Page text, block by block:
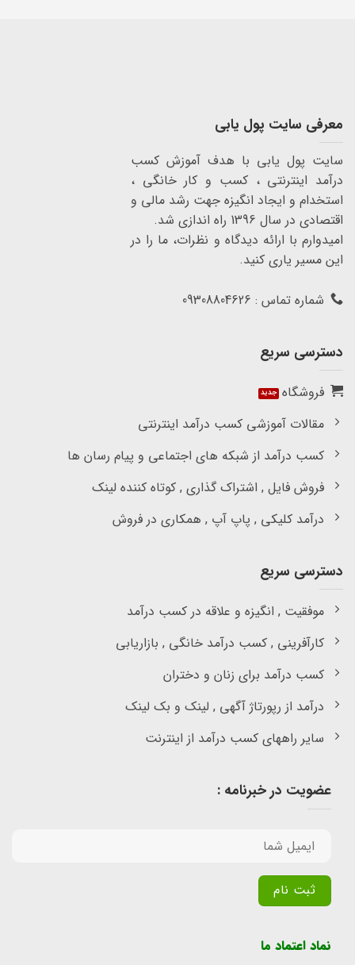
معرفی سایت پول یابی
سایت پول یابی با هدف آموزش کسب
درآمد اینترنتی ، کسب و کار خانگی ،
استخدام و ایجاد انگیزه جهت رشد مالی و
اقتصادی در سال 1396 راه اندازی شد.
امیدوارم با ارائه دیدگاه و نظرات، ما را در
این مسیر یاری کنید.
شماره تماس : 09308804626
دسترسی سریع
فروشگاه
مقالات آموزشی کسب درآمد اینترنتی
کسب درآمد از شبکه های اجتماعی و پیام رسان ها
فروش فایل , اشتراک گذاری , کوتاه کننده لینک
درآمد کلیکی , پاپ آپ , همکاری در فروش
دسترسی سریع
موفقیت , انگیزه و علاقه در کسب درآمد
کارآفرینی , کسب درآمد خانگی , بازاریابی
کسب درآمد برای زنان و دختران
درآمد از رپورتاژ آگهی , لینک و بک لینک
سایر راههای کسب درآمد از اینترنت
عضویت در خبرنامه :
نماد اعتماد ما